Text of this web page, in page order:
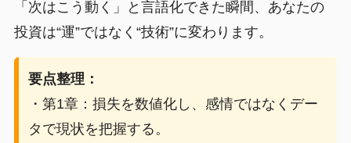
「次はこう動く」と言語化できた瞬間、あなたの
投資は“運”ではなく“技術”に変わります。
要点整理：
・第1章：損失を数値化し、感情ではなくデー
タで現状を把握する。